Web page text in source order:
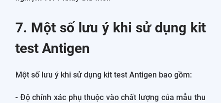
7. Một số lưu ý khi sử dụng kit
test Antigen
Một số lưu ý khi sử dụng kit test Antigen bao gồm:
- Độ chính xác phụ thuộc vào chất lượng của mẫu thu